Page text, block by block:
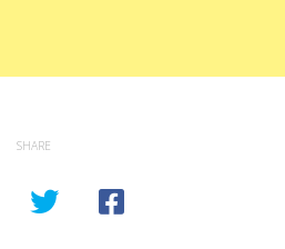
SHARE